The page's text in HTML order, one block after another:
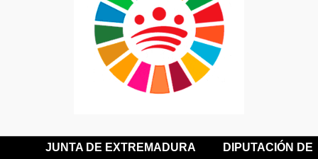
JUNTA DE EXTREMADURA
DIPUTACIÓN DE